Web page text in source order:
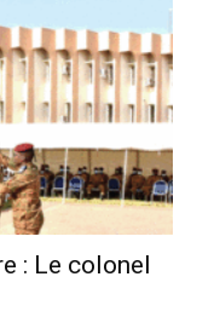
: Le colonel